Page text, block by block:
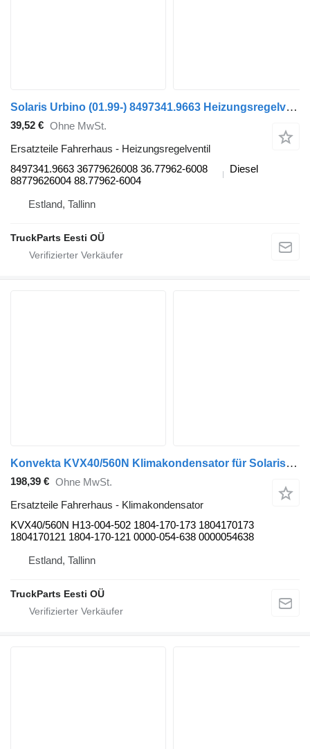
Solaris Urbino (01.99-) 8497341.9663 Heizungsregelventil für Solaris Urbino, Alpino, Vacanza (1999-) Bus
39,52 € Ohne MwSt.
Ersatzteile Fahrerhaus - Heizungsregelventil
8497341.9663 36779626008 36.77962-6008
88779626004 88.77962-6004
Diesel
Estland, Tallinn
TruckParts Eesti OÜ
Konvekta KVX40/560N Klimakondensator für Solaris Urbino, Alpino, Vacanza (1999-) Bus
198,39 € Ohne MwSt.
Ersatzteile Fahrerhaus - Klimakondensator
KVX40/560N H13-004-502 1804-170-173 1804170173
1804170121 1804-170-121 0000-054-638 0000054638
Estland, Tallinn
TruckParts Eesti OÜ